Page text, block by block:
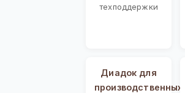
техподдержки
Диадок для
производственных